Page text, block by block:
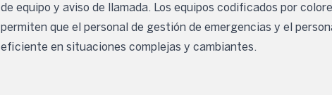
de equipo y aviso de llamada. Los equipos codificados por
permiten que el personal de gestión de emergencias y el
eficiente en situaciones complejas y cambiantes.